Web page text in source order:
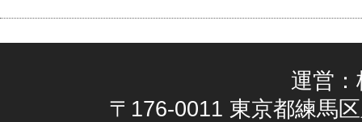
運営
〒176-0011 東京都練馬